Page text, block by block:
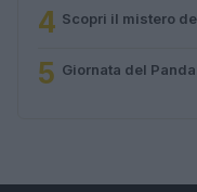
4 Scopri il mistero
5 Giornata del